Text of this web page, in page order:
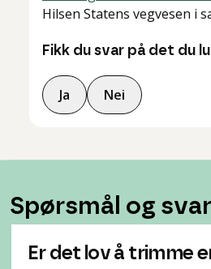
Hilsen Statens vegvesen i
Fikk du svar på det du
Ja Nei
Spørsmål og
Er det lov å trimme